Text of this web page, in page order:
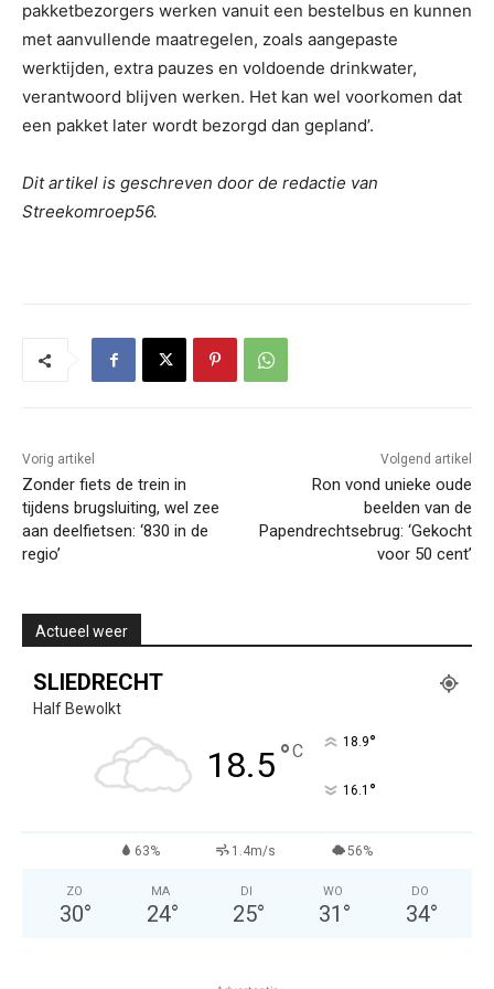
pakketbezorgers werken vanuit een bestelbus en kunnen
met aanvullende maatregelen, zoals aangepaste
werktijden, extra pauzes en voldoende drinkwater,
verantwoord blijven werken. Het kan wel voorkomen dat
een pakket later wordt bezorgd dan gepland’.
Dit artikel is geschreven door de redactie van
Streekomroep56.
Vorig artikel
Zonder fiets de trein in
tijdens brugsluiting, wel zee
aan deelfietsen: ‘830 in de
regio’
Volgend artikel
Ron vond unieke oude
beelden van de
Papendrechtsebrug: ‘Gekocht
voor 50 cent’
Actueel weer
SLIEDRECHT
Half Bewolkt
18.5°C 18.9°
16.1 °
63% 1.4m/s 56%
ZO
30°
MA
24°
DI
25°
WO
31 °
DO
34°